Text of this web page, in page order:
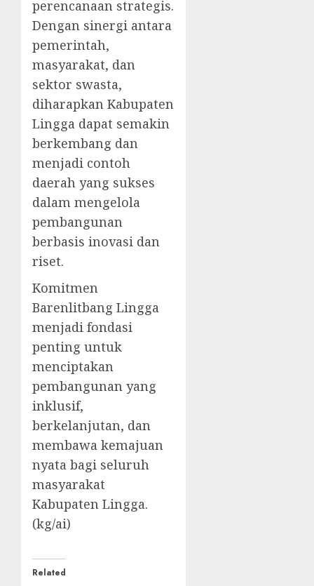
perencanaan strategis.
Dengan sinergi antara
pemerintah,
masyarakat, dan
sektor swasta,
diharapkan Kabupaten
Lingga dapat semakin
berkembang dan
menjadi contoh
daerah yang sukses
dalam mengelola
pembangunan
berbasis inovasi dan
riset.
Komitmen
Barenlitbang Lingga
menjadi fondasi
penting untuk
menciptakan
pembangunan yang
inklusif,
berkelanjutan, dan
membawa kemajuan
nyata bagi seluruh
masyarakat
Kabupaten Lingga.
(kg/ai)
Related